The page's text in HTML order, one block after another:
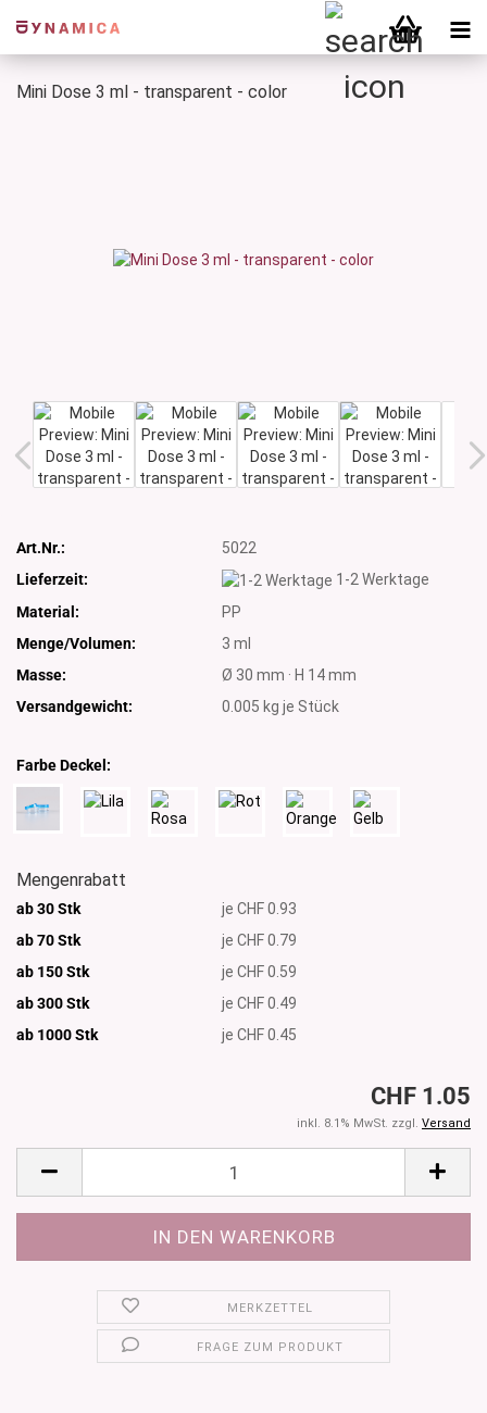
Mini Dose 3 ml - transparent - color
Art.Nr.:
5022
Lieferzeit:
1-2 Werktage
Material:
PP
Menge/Volumen:
3 ml
Masse:
Ø 30 mm · H 14 mm
Versandgewicht:
0.005 kg je Stück
Farbe Deckel:
Mengenrabatt
ab 30 Stk
je CHF 0.93
ab 70 Stk
je CHF 0.79
ab 150 Stk
je CHF 0.59
ab 300 Stk
je CHF 0.49
ab 1000Stk je CHF 0.45
CHF 1.05
inkl. 8.1% MwSt. zzgl. Versand
MERKZETTEL
FRAGE ZUM PRODUKT